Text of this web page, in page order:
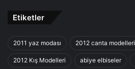
Etiketler
2011 yaz modası 2012 canta modelleri
2012 Kış Modelleri abiye elbiseler